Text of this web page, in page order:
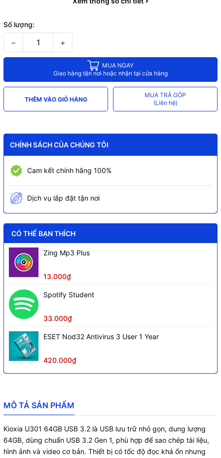
Số lượng:
− +
MUA NGAY
Giao hàng tận nơi hoặc nhận tại cửa hàng
THÊM VÀO GIỎ HÀNG
MUA TRẢ GÓP
(Liên hệ)
CHÍNH SÁCH CỦA CHÚNG TÔI
Cam kết chính hãng 100%
Dịch vụ lắp đặt tận nơi
CÓ THỂ BẠN THÍCH
Zing Mp3 Plus
13.000₫
Spotify Student
33.000₫
ESET Nod32 Antivirus 3 User 1 Year
420.000₫
MÔ TẢ SẢN PHẨM
Kioxia U301 64GB USB 3.2 là USB lưu trữ nhỏ gọn, dung lượng
64GB, dùng chuẩn USB 3.2 Gen 1, phù hợp để sao chép tài liệu,
hình ảnh và video cơ bản. Thiết bị có tốc độ đọc khá ổn nhưng